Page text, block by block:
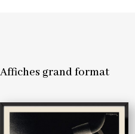
format
100
Affiches grand format